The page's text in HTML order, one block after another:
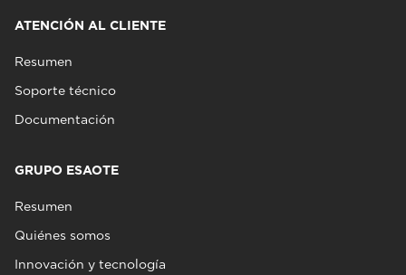
ATENCIÓN AL CLIENTE
Resumen
Soporte técnico
Documentación
GRUPO ESAOTE
Resumen
Quiénes somos
Innovación y tecnología